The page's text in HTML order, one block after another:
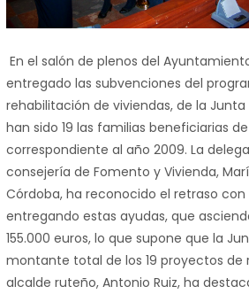
En el salón de plenos del
entregado las subvenciones del
rehabilitación de viviendas, de la Junta
han sido 19 las familias beneficiarias
correspondiente al año 2009. La
consejería de Fomento y Vivienda,
Córdoba, ha reconocido el retraso
entregando estas ayudas, que
155.000 euros, lo que supone que la
montante total de los 19 proyectos de
alcalde ruteño, Antonio Ruiz, ha